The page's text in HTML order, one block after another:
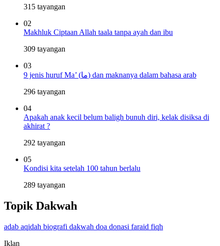
315 tayangan
02
Makhluk Ciptaan Allah taala tanpa ayah dan ibu
309 tayangan
03
9 jenis huruf Ma’ (ما) dan maknanya dalam bahasa arab
296 tayangan
04
Apakah anak kecil belum baligh bunuh diri, kelak disiksa di
akhirat ?
292 tayangan
05
Kondisi kita setelah 100 tahun berlalu
289 tayangan
Topik Dakwah
adab aqidah biografi dakwah doa donasi faraid fiqh
Iklan